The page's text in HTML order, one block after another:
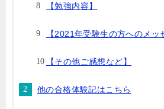
【勉強内容】
【2021年受験生の方へのメッ
【その他ご感想など】
他の合格体験記はこちら